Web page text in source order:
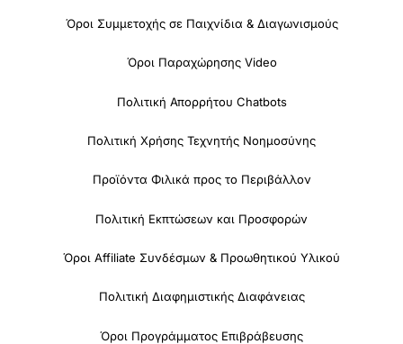
Όροι Συμμετοχής σε Παιχνίδια & Διαγωνισμούς
Όροι Παραχώρησης Video
Πολιτική Απορρήτου Chatbots
Πολιτική Χρήσης Τεχνητής Νοημοσύνης
Προϊόντα Φιλικά προς το Περιβάλλον
Πολιτική Εκπτώσεων και Προσφορών
Όροι Affiliate Συνδέσμων & Προωθητικού Υλικού
Πολιτική Διαφημιστικής Διαφάνειας
Όροι Προγράμματος Επιβράβευσης